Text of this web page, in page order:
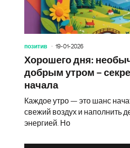
позитив 19-01-2026
Хорошего дня:
добрым утром –
начала
Каждое утро — это шанс
свежий воздух и наполнить
энергией. Но